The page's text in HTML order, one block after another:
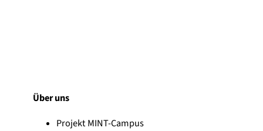
Über uns
Projekt MINT-Campus